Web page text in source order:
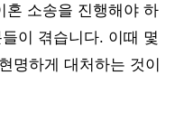
혼 소송을 진행해야 하
이 겪습니다. 이때 몇
명하게 대처하는 것이